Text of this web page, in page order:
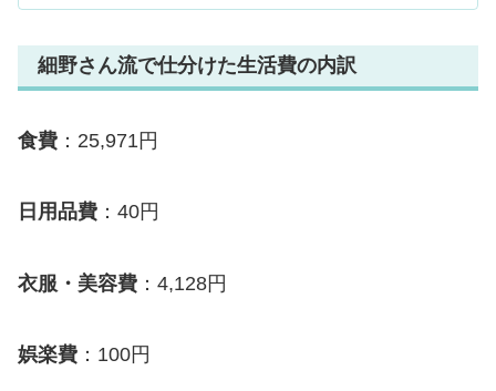
細野さん流で仕分けた生活費の内訳
食費 ：25,971円
日用品費 ：40円
衣服・美容費 ：4,128円
娯楽費 ：100円